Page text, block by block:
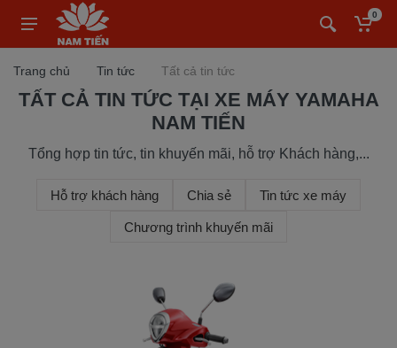
0
Trang chủ Tin tức Tất cả tin tức
TẤT CẢ TIN TỨC TẠI XE MÁY YAMAHA
NAM TIẾN
Tổng hợp tin tức, tin khuyến mãi, hỗ trợ Khách hàng,...
Hỗ trợ khách hàng Chia sẻ Tin tức xe máy
Chương trình khuyến mãi